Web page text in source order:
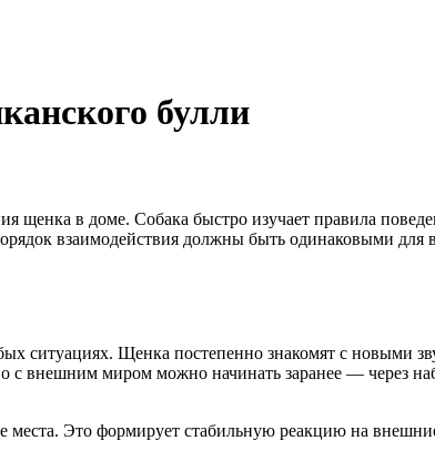
булли
щенка в доме. Собака быстро изучает правила
взаимодействия должны быть одинаковыми для
ситуациях. Щенка постепенно знакомят с
с внешним миром можно начинать заранее — через
Это формирует стабильную реакцию на